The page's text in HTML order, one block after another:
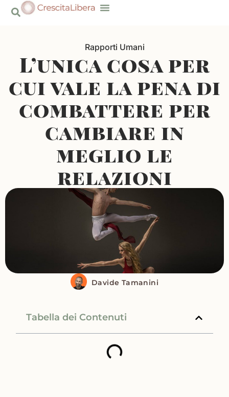
contenuto
Rapporti Umani
L’unica cosa per
cui vale la pena di
combattere per
cambiare in
meglio le
relazioni
Davide Tamanini
Tabella dei Contenuti